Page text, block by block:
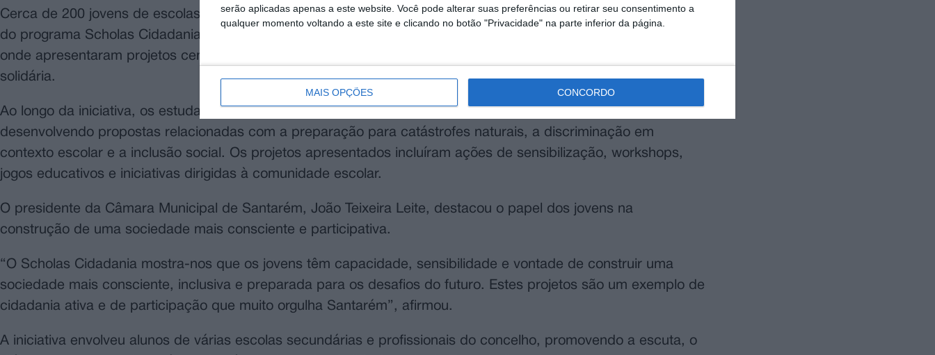
serão aplicadas apenas a este website. Você pode alterar suas preferências ou retirar seu consentimento a
qualquer momento voltando a este site e clicando no botão "Privacidade" na parte inferior da página.
MAIS OPÇÕES CONCORDO
Cerca de 200 jovens de escolas do concelho de Santarém participaram na sessão de encerramento da II edição
do programa Scholas Cidadania, que decorreu na quarta-feira, 28 de maio, no Convento de São Francisco,
onde apresentaram projetos centrados na promoção de uma comunidade mais participativa, inclusiva e
solidária.
Ao longo da iniciativa, os estudantes trabalharam temas ligados à cidadania e à intervenção social,
desenvolvendo propostas relacionadas com a preparação para catástrofes naturais, a discriminação em
contexto escolar e a inclusão social. Os projetos apresentados incluíram ações de sensibilização, workshops,
jogos educativos e iniciativas dirigidas à comunidade escolar.
O presidente da Câmara Municipal de Santarém, João Teixeira Leite, destacou o papel dos jovens na
construção de uma sociedade mais consciente e participativa.
“O Scholas Cidadania mostra-nos que os jovens têm capacidade, sensibilidade e vontade de construir uma
sociedade mais consciente, inclusiva e preparada para os desafios do futuro. Estes projetos são um exemplo de
cidadania ativa e de participação que muito orgulha Santarém”, afirmou.
A iniciativa envolveu alunos de várias escolas secundárias e profissionais do concelho, promovendo a escuta, o